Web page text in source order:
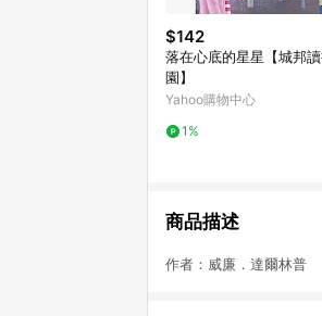
$142
落在心底的星星【城邦
園】
Yahoo購物中心
1%
商品描述
作者：威廉．達爾林普